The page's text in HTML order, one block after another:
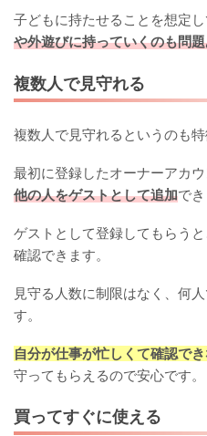
子どもに持たせることを想定し
や外遊びに持っていくのも問
複数人で見守れる
複数人で見守れるというのも特
最初に登録したオーナーアカ
他の人をゲストとして追加でき
ゲストとして登録してもらう
確認できます。
見守る人数に制限はなく、何
す。
自分が仕事が忙しくて確認で
守ってもらえるので安心です。
買ってすぐに使える